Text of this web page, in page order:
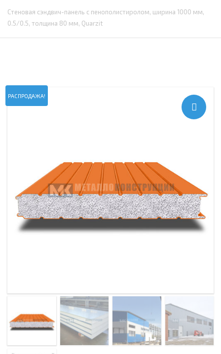
Стеновая сэндвич-панель с пенополистиролом, ширина 1000 мм,
0.5/0.5, толщина 80 мм, Quarzit
РАСПРОДАЖА!